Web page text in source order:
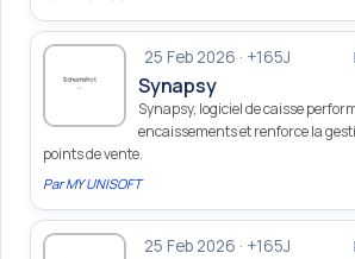
25 Feb 2026 · +165J
Synapsy
Synapsy, logiciel de caisse
encaissements et renforce la
points de vente.
ParMY UNISOFT
25 Feb 2026 · +165J